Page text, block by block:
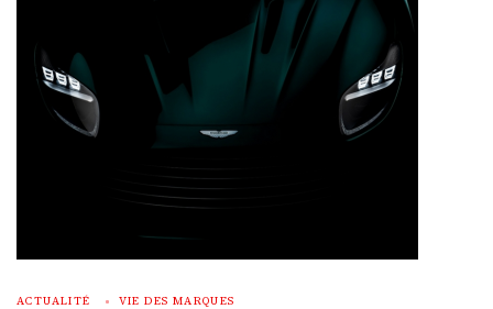
ACTUALITÉ VIE DES MARQUES